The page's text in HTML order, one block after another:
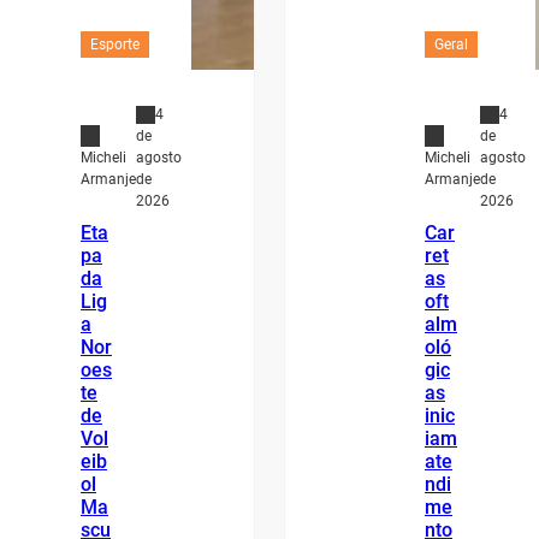
Esporte
Micheli
Armanje
4
de
agosto
de
2026
Eta
pa
da
Lig
a
Nor
oes
te
de
Vol
eib
ol
Ma
scu
Geral
Micheli
Armanje
4
de
agosto
de
2026
Car
ret
as
oft
alm
oló
gic
as
inic
iam
ate
ndi
me
nto